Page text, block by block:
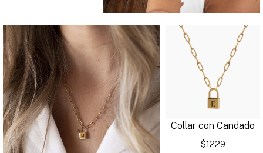
Collar con Candado
$1229